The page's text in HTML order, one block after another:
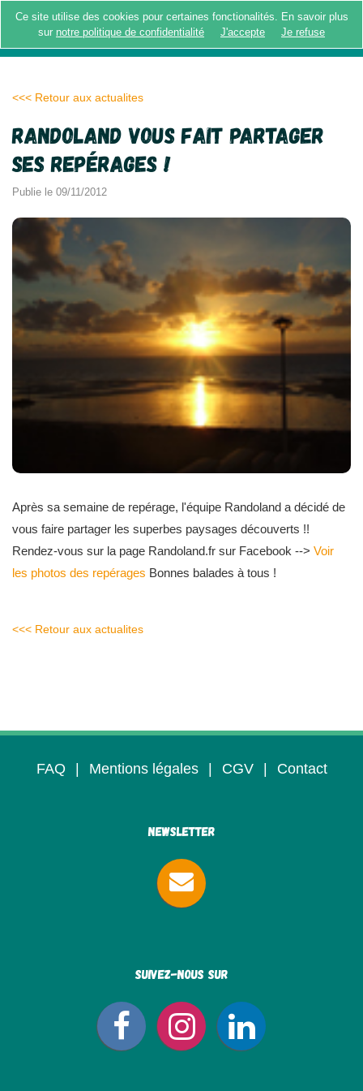
Ce site utilise des cookies pour certaines fonctionalités. En savoir plus
sur notre politique de confidentialité J'accepte Je refuse
MENU
<<< Retour aux actualites
Randoland vous fait partager
ses repérages !
Publie le 09/11/2012
Après sa semaine de repérage, l'équipe Randoland a décidé de
vous faire partager les superbes paysages découverts !!
Rendez-vous sur la page Randoland.fr sur Facebook --> Voir
les photos des repérages Bonnes balades à tous !
<<< Retour aux actualites
FAQ | Mentions légales | CGV | Contact
Newsletter
Suivez-nous sur